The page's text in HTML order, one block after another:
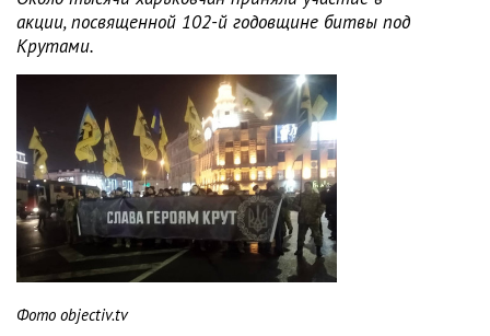
акции, посвященной 102-й годовщине битвы под
Крутами.
Фото objectiv.tv